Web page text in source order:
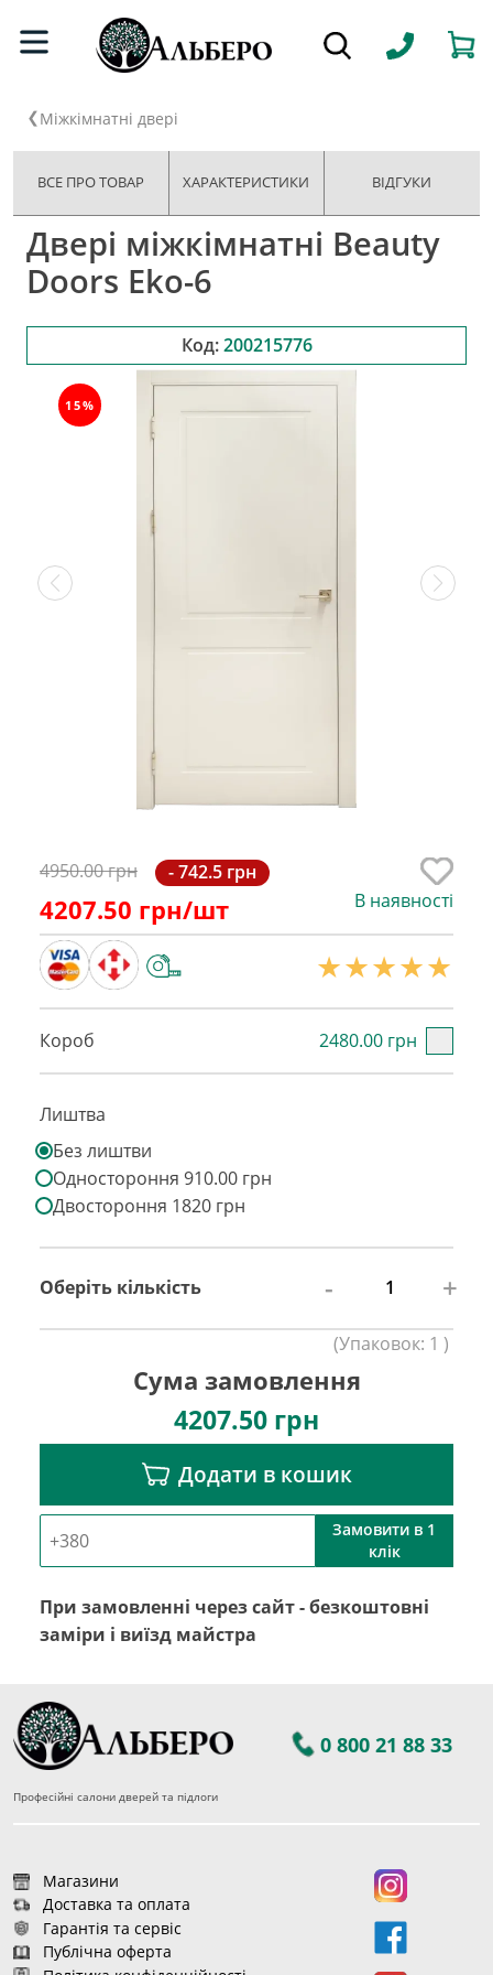
Міжкімнатні двері
ВСЕ ПРО ТОВАР ХАРАКТЕРИСТИКИ ВІДГУКИ
Двері міжкімнатні Beauty
Doors Eko-6
Код: 200215776
15%
4950.00 грн - 742.5 грн
4207.50 грн/шт В наявності
Короб 2480.00 грн
Лиштва
Без лиштви
Одностороння 910.00 грн
Двостороння 1820 грн
Оберіть кількість - +
(Упаковок: 1 )
Сума замовлення
4207.50 грн
Додати в кошик
Замовити в 1
клік
При замовленні через сайт - безкоштовні
заміри і виїзд майстра
0 800 21 88 33
Професійні салони дверей та підлоги
Магазини
Доставка та оплата
Гарантія та сервіс
Публічна оферта